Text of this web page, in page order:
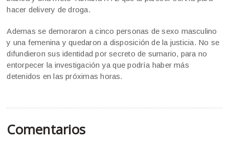
hacer delivery de droga.
Ademas se demoraron a cinco personas de sexo masculino
y una femenina y quedaron a disposición de la justicia. No se
difundieron sus identidad por secreto de sumario, para no
entorpecer la investigación ya que podría haber más
detenidos en las próximas horas.
Comentarios